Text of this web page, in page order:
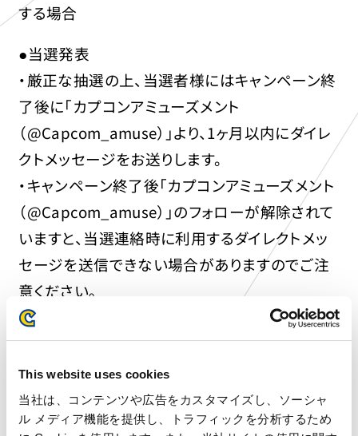
This website uses cookies
当社は、コンテンツや広告をカスタマイズし、ソーシャ
ル メディア機能を提供し、トラフィックを分析するため
する場合
●当選発表
・厳正な抽選の上、当選者様にはキャンペーン終
了後に「カプコンアミューズメント
（@Capcom_amuse）」より、1ヶ月以内にダイレ
クトメッセージをお送りします。
・キャンペーン終了後「カプコンアミューズメント
（@Capcom_amuse）」のフォローが解除されて
いますと、当選連絡時に利用するダイレクトメッ
セージを送信できない場合がありますのでご注
意ください。
・ダイレクトメッセージ内に記載してある応募フォ
ームに、必要事項の入力をお願いいたします。
・ダイレクトメッセージをお送りしてから7日間以
内にご返信がない場合は、当選を無効とさせて
いただく場合がありますのでご了承ください。